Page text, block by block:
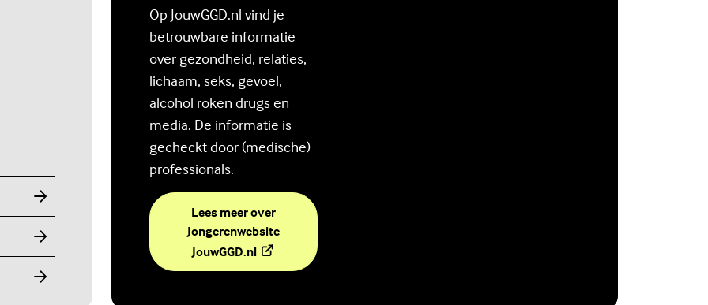
Op JouwGGD.nl vind je
betrouwbare informatie
over gezondheid, relaties,
lichaam, seks, gevoel,
alcohol roken drugs en
media. De informatie is
gecheckt door (medische)
professionals.
Lees meer over
Jongerenwebsite
JouwGGD.nl(Externe link)